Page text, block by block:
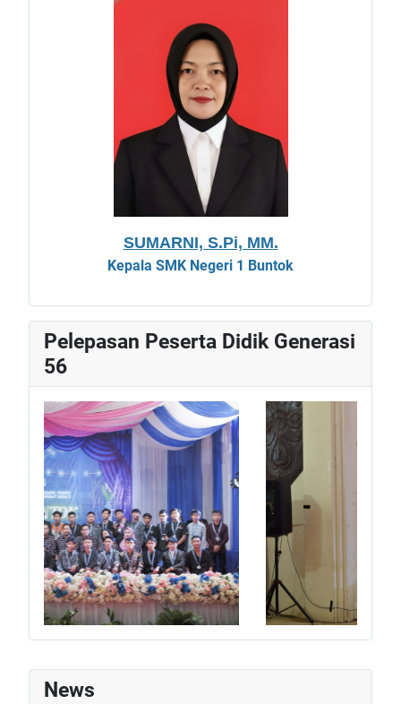
News
SUMARNI, S.Pi, MM.
Kepala SMK Negeri 1 Buntok
Pelepasan Peserta Didik Generasi
56